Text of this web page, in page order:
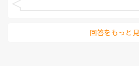
回答をもっと